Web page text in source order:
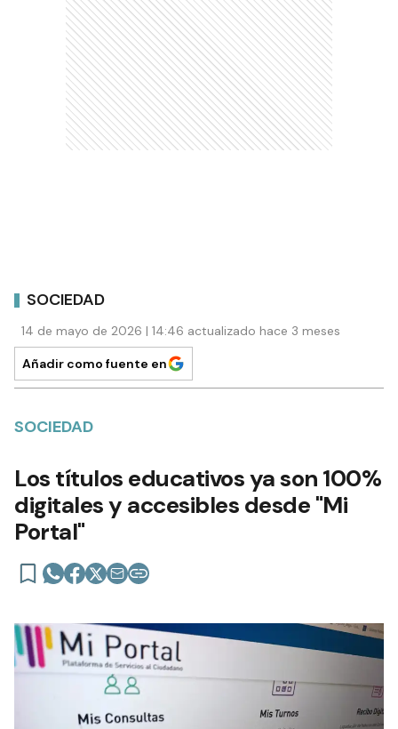
SOCIEDAD
14 de mayo de 2026 | 14:46 actualizado hace 3 meses
Añadir como fuente en
SOCIEDAD
Los títulos educativos ya son 100%
digitales y accesibles desde "Mi
Portal"